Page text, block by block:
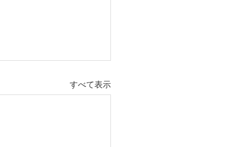
すべて表示